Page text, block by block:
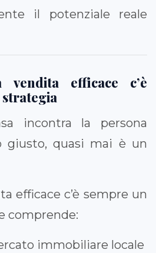
il potenziale reale
vendita efficace c’è
incontra la persona
giusto, quasi mai è un
efficace c’è sempre un
comprende:
immobiliare locale